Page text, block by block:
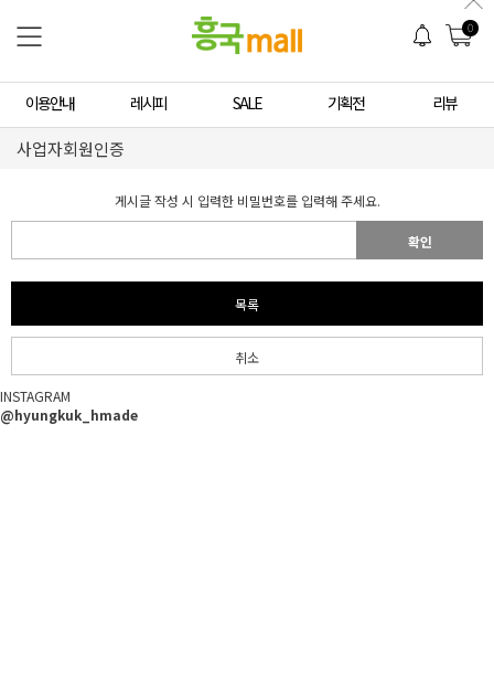
0
이용안내 레시피 SALE 기획전 리뷰
사업자회원인증
게시글 작성 시 입력한 비밀번호를 입력해 주세요.
확인
목록
취소
INSTAGRAM
@hyungkuk_hmade